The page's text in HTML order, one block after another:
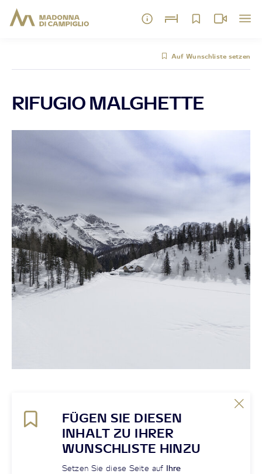
Auf Wunschliste setzen
RIFUGIO MALGHETTE
FÜGEN SIE DIESEN
INHALT ZU IHRER
WUNSCHLISTE HINZU
Setzen Sie diese Seite auf Ihre